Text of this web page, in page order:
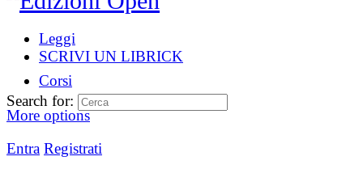
Leggi
SCRIVI UN LIBRICK
Corsi
More options
Entra Registrati
Search for: